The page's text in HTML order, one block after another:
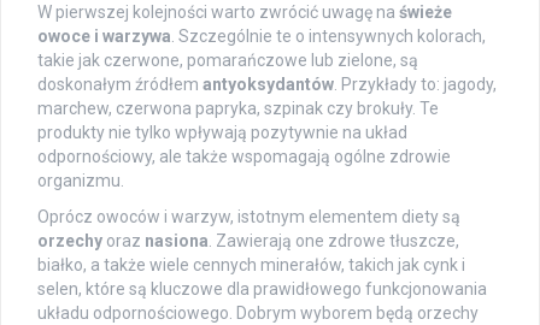
W pierwszej kolejności warto zwrócić uwagę na świeże
owoce i warzywa . Szczególnie te o intensywnych kolorach,
takie jak czerwone, pomarańczowe lub zielone, są
doskonałym źródłem antyoksydantów . Przykłady to: jagody,
marchew, czerwona papryka, szpinak czy brokuły. Te
produkty nie tylko wpływają pozytywnie na układ
odpornościowy, ale także wspomagają ogólne zdrowie
organizmu.
Oprócz owoców i warzyw, istotnym elementem diety są
orzechy oraz nasiona . Zawierają one zdrowe tłuszcze,
białko, a także wiele cennych minerałów, takich jak cynk i
selen, które są kluczowe dla prawidłowego funkcjonowania
układu odpornościowego. Dobrym wyborem będą orzechy